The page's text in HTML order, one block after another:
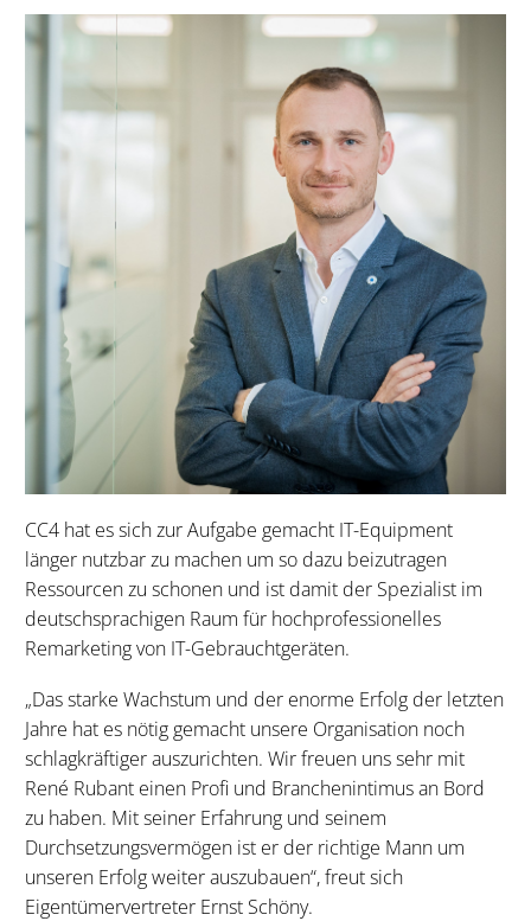
CC4 hat es sich zur Aufgabe gemacht IT-Equipment
länger nutzbar zu machen um so dazu beizutragen
Ressourcen zu schonen und ist damit der Spezialist im
deutschsprachigen Raum für hochprofessionelles
Remarketing von IT-Gebrauchtgeräten.
„Das starke Wachstum und der enorme Erfolg der letzten
Jahre hat es nötig gemacht unsere Organisation noch
schlagkräftiger auszurichten. Wir freuen uns sehr mit
René Rubant einen Profi und Branchenintimus an Bord
zu haben. Mit seiner Erfahrung und seinem
Durchsetzungsvermögen ist er der richtige Mann um
unseren Erfolg weiter auszubauen“, freut sich
Eigentümervertreter Ernst Schöny.